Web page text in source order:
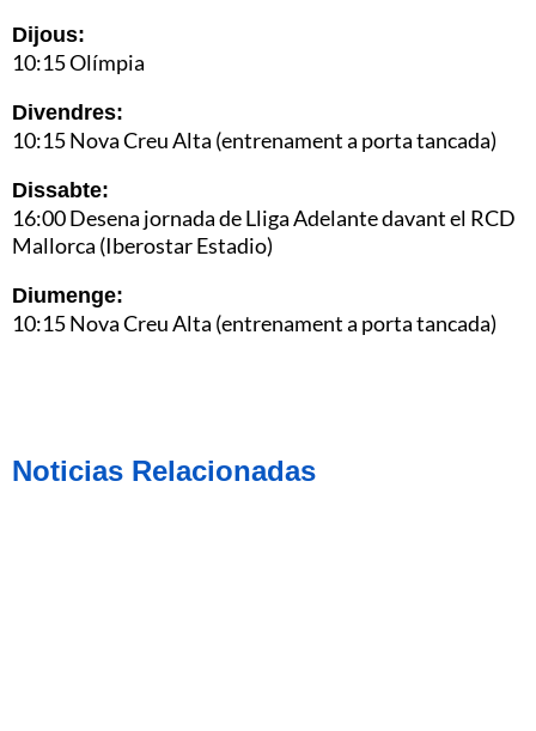
Dijous:
10:15 Olímpia
Divendres:
10:15 Nova Creu Alta (entrenament a porta tancada)
Dissabte:
16:00 Desena jornada de Lliga Adelante davant el RCD
Mallorca (Iberostar Estadio)
Diumenge:
10:15 Nova Creu Alta (entrenament a porta tancada)
Noticias Relacionadas